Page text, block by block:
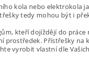
kola nebo
tedy mohou být i
kteří dojíždějí do
Přístřešky
vyrobit vlastní dle